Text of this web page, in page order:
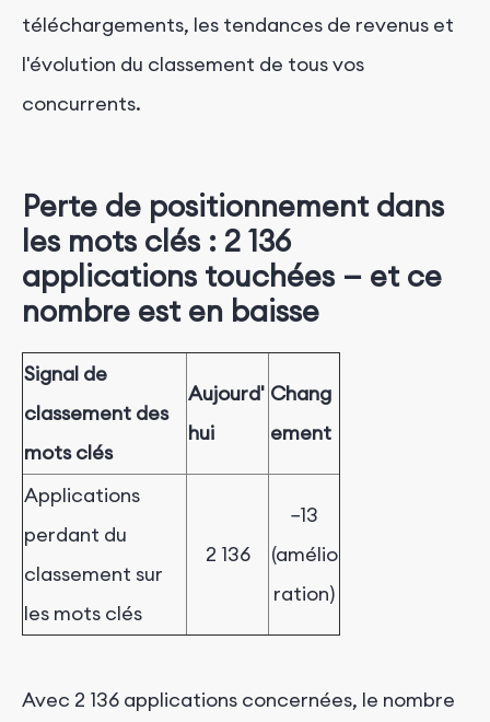
téléchargements, les tendances de revenus et
l'évolution du classement de tous vos
concurrents.
Perte de positionnement dans
les mots clés : 2 136
applications touchées — et ce
nombre est en baisse
Signal de
classement des
mots clés
Aujourd'
hui
Chang
ement
Applications
perdant du
classement sur
les mots clés
2 136
−13
(amélio
ration)
Avec 2 136 applications concernées, le nombre